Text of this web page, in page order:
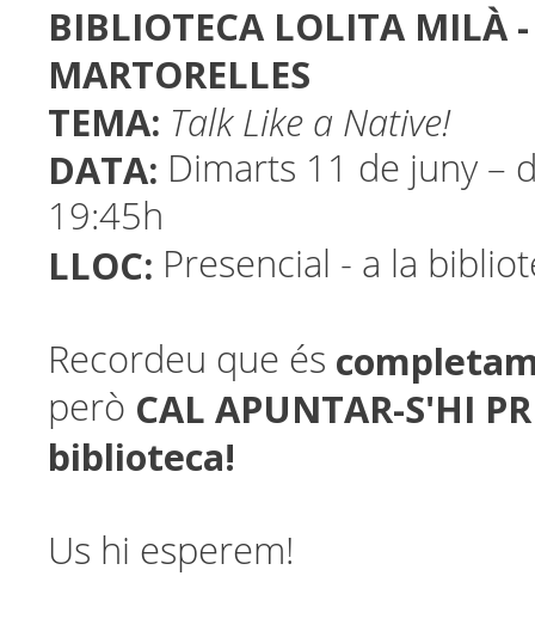
BIBLIOTECA LOLITA MILÀ
MARTORELLES
TEMA: Talk Like a Native!
DATA: Dimarts 11 de juny –
19:45h
LLOC: Presencial - a la
Recordeu que és
però CAL APUNTAR-S'HI
biblioteca!
Us hi esperem!